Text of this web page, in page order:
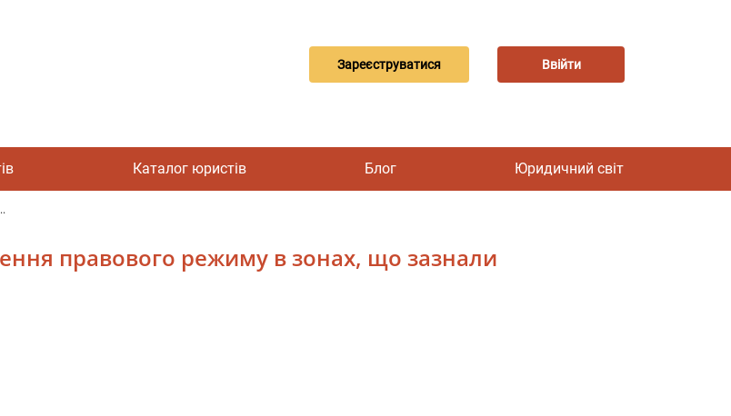
Зареєструватися Ввійти
Каталог юристів Блог Юридичний світ
правового режиму в зонах, що зазнали